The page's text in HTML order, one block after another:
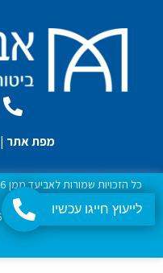
מפת אתר |
כל הזכויות שמורות לאביעד ממן 2026 © |
עמוד זה עודכן לאחרונה בתאריך: 29/06/2026
לייעוץ חייגו עכשיו